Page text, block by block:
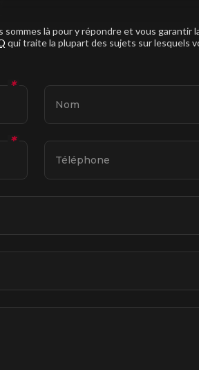
là pour y répondre et vous garantir
qui traite la plupart des sujets sur lesquels
✱
Nom
✱
Téléphone